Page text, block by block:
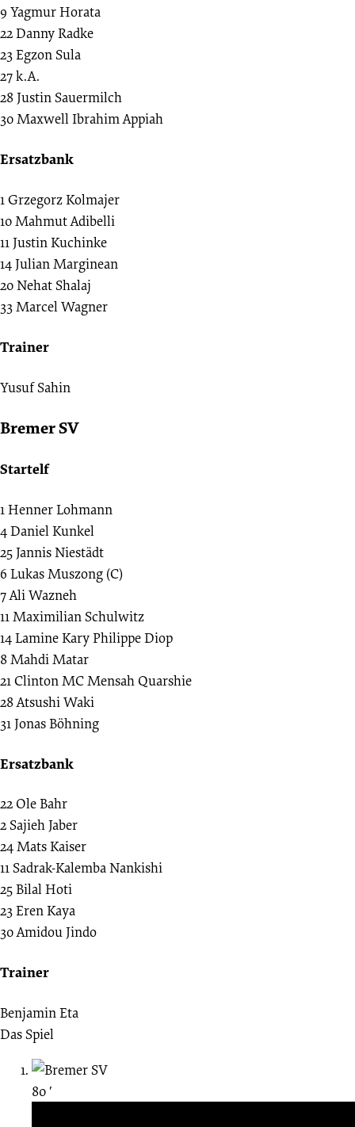
9 Yagmur Horata
22Danny Radke
23Egzon Sula
27k.A.
28Justin Sauermilch
30Maxwell Ibrahim Appiah
Ersatzbank
1Grzegorz Kolmajer
10Mahmut Adibelli
11Justin Kuchinke
14Julian Marginean
20Nehat Shalaj
33Marcel Wagner
Trainer
Yusuf Sahin
Bremer SV
Startelf
1 Henner Lohmann
4Daniel Kunkel
25Jannis Niestädt
6 Lukas Muszong (C)
7Ali Wazneh
11 Maximilian Schulwitz
14Lamine Kary Philippe Diop
8 Mahdi Matar
21 Clinton MC Mensah Quarshie
28Atsushi Waki
31 Jonas Böhning
Ersatzbank
22Ole Bahr
2Sajieh Jaber
24Mats Kaiser
11Sadrak-Kalemba Nankishi
25Bilal Hoti
23Eren Kaya
30Amidou Jindo
Trainer
Benjamin Eta
Das Spiel
80 ′